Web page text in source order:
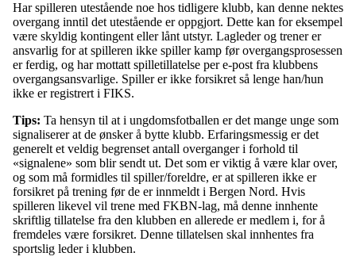
Har spilleren utestående noe hos tidligere klubb, kan denne nektes
overgang inntil det utestående er oppgjort. Dette kan for eksempel
være skyldig kontingent eller lånt utstyr. Lagleder og trener er
ansvarlig for at spilleren ikke spiller kamp før overgangsprosessen
er ferdig, og har mottatt spilletillatelse per e-post fra klubbens
overgangsansvarlige. Spiller er ikke forsikret så lenge han/hun
ikke er registrert i FIKS.
Tips: Ta hensyn til at i ungdomsfotballen er det mange unge som
signaliserer at de ønsker å bytte klubb. Erfaringsmessig er det
generelt et veldig begrenset antall overganger i forhold til
«signalene» som blir sendt ut. Det som er viktig å være klar over,
og som må formidles til spiller/foreldre, er at spilleren ikke er
forsikret på trening før de er innmeldt i Bergen Nord. Hvis
spilleren likevel vil trene med FKBN-lag, må denne innhente
skriftlig tillatelse fra den klubben en allerede er medlem i, for å
fremdeles være forsikret. Denne tillatelsen skal innhentes fra
sportslig leder i klubben.